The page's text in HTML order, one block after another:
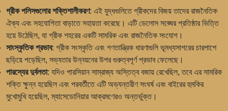
গ্রীক পলিসগুলোর শক্তিশালীকরণ: এই যুদ্ধগুলিতে গ্রীকদের বিজয় তাদের রাজনৈতিক
ঐক্য এবং সহযোগিতা বাড়াতে সহায়তা করেছে। এটি ডেলোস সঙ্ঘের প্রতিষ্ঠার ভিত্তি
হয়ে উঠেছিল, যা গ্রীক শহরের একটি সামরিক এবং রাজনৈতিক সংযোগ।
সাংস্কৃতিক প্রভাব: গ্রীক সংস্কৃতি এবং গণতান্ত্রিক ধারণাগুলি ভূমধ্যসাগরের চারপাশে
ছড়িয়ে পড়েছিল, সভ্যতার উন্নয়নের উপর গুরুত্বপূর্ণ প্রভাব ফেলেছে।
পারস্যের দুর্বলতা: যদিও পারসিয়ান সাম্রাজ্য অস্তিত্ব বজায় রেখেছিল, তবে এর সামরিক
শক্তি ক্ষুন্ন হয়েছিল এবং পরবর্তীতে এটি অভ্যন্তরীণ সংঘর্ষ এবং বাইরের হুমকির
মুখোমুখি হয়েছিল, ম্যাসেডোনিয়ার আক্রমণেরও অন্তর্ভুক্ত।